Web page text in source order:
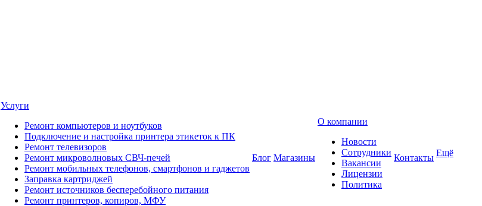
Услуги
Ремонт компьютеров и ноутбуков
Подключение и настройка принтера этикеток к ПК
Ремонт телевизоров
Ремонт микроволновых СВЧ-печей
Ремонт мобильных телефонов, смартфонов и гаджетов
Заправка картриджей
Ремонт источников бесперебойного питания
Ремонт принтеров, копиров, МФУ
Блог Магазины
О компании
Новости
Сотрудники
Вакансии
Лицензии
Политика
Контакты Ещё